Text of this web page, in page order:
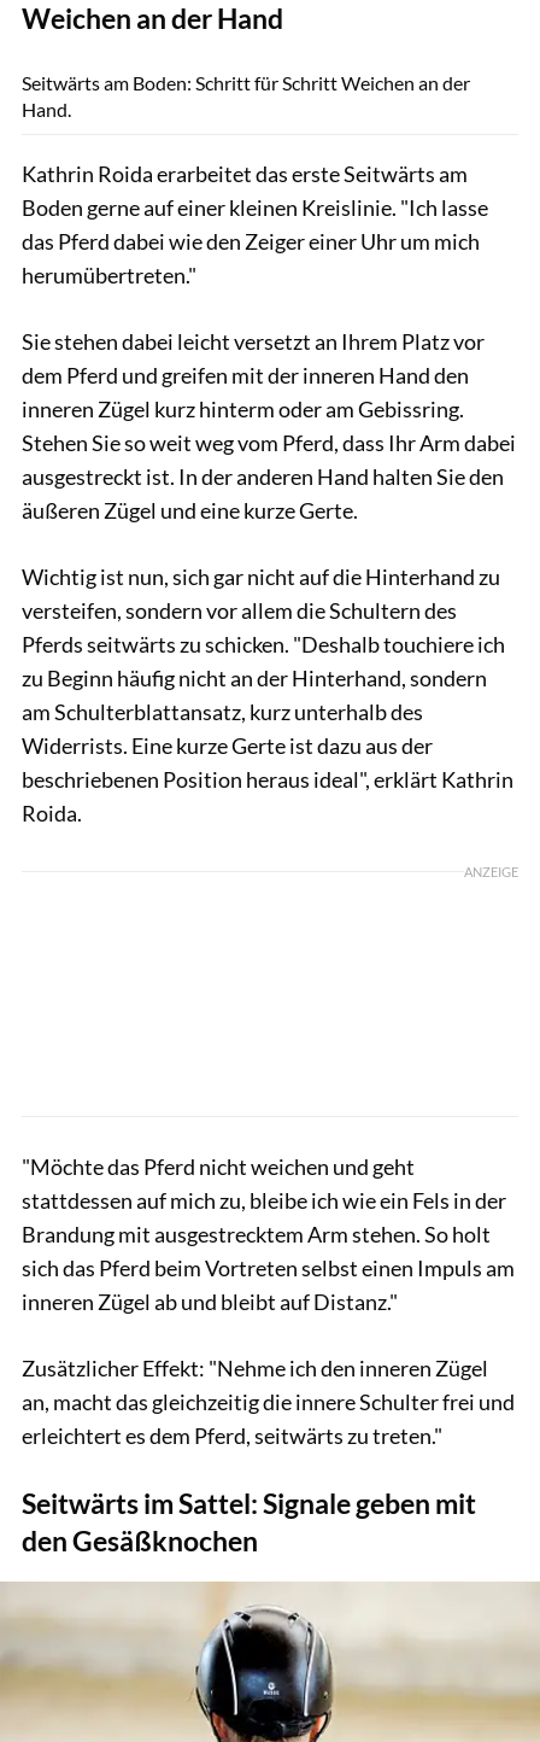
Weichen an der Hand
Seitwärts am Boden: Schritt für Schritt Weichen an der
Hand.
Kathrin Roida erarbeitet das erste Seitwärts am
Boden gerne auf einer kleinen Kreislinie. "Ich lasse
das Pferd dabei wie den Zeiger einer Uhr um mich
herumübertreten."
Sie stehen dabei leicht versetzt an Ihrem Platz vor
dem Pferd und greifen mit der inneren Hand den
inneren Zügel kurz hinterm oder am Gebissring.
Stehen Sie so weit weg vom Pferd, dass Ihr Arm dabei
ausgestreckt ist. In der anderen Hand halten Sie den
äußeren Zügel und eine kurze Gerte.
Wichtig ist nun, sich gar nicht auf die Hinterhand zu
versteifen, sondern vor allem die Schultern des
Pferds seitwärts zu schicken. "Deshalb touchiere ich
zu Beginn häufig nicht an der Hinterhand, sondern
am Schulterblattansatz, kurz unterhalb des
Widerrists. Eine kurze Gerte ist dazu aus der
beschriebenen Position heraus ideal", erklärt Kathrin
Roida.
ANZEIGE
"Möchte das Pferd nicht weichen und geht
stattdessen auf mich zu, bleibe ich wie ein Fels in der
Brandung mit ausgestrecktem Arm stehen. So holt
sich das Pferd beim Vortreten selbst einen Impuls am
inneren Zügel ab und bleibt auf Distanz."
Zusätzlicher Effekt: "Nehme ich den inneren Zügel
an, macht das gleichzeitig die innere Schulter frei und
erleichtert es dem Pferd, seitwärts zu treten."
Seitwärts im Sattel: Signale geben mit
den Gesäßknochen